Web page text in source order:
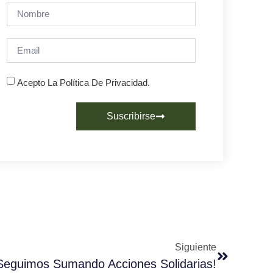
Acepto La Política De Privacidad.
Suscribirse
Siguiente
Sumando Acciones Solidarias!